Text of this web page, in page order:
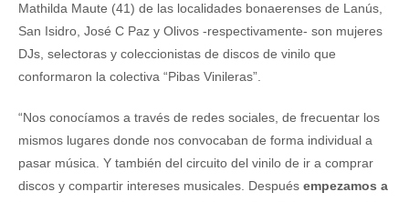
Mathilda Maute (41) de las localidades bonaerenses de Lanús,
San Isidro, José C Paz y Olivos -respectivamente- son mujeres
DJs, selectoras y coleccionistas de discos de vinilo que
conformaron la colectiva “Pibas Vinileras”.
“Nos conocíamos a través de redes sociales, de frecuentar los
mismos lugares donde nos convocaban de forma individual a
pasar música. Y también del circuito del vinilo de ir a comprar
discos y compartir intereses musicales. Después empezamos a